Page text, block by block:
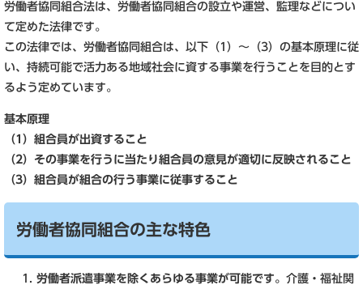
労働者協同組合法は、労働者協同組合の設立や運営、監理などについ
て定めた法律です。
この法律では、労働者協同組合は、以下（1）～（3）の基本原理に従
い、持続可能で活力ある地域社会に資する事業を行うことを目的とす
るよう定めています。
基本原理
（1）組合員が出資すること
（2）その事業を行うに当たり組合員の意見が適切に反映されること
（3）組合員が組合の行う事業に従事すること
労働者協同組合の主な特色
労働者派遣事業を除くあらゆる事業が可能です。 介護・福祉関